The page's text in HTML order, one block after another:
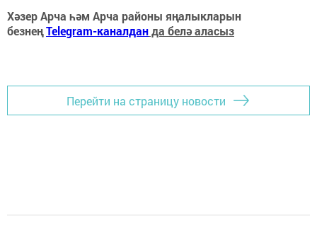
Хәзер Арча һәм Арча районы яңалыкларын
безнеңTelegram-каналданда белә аласыз
Перейти на страницу новости